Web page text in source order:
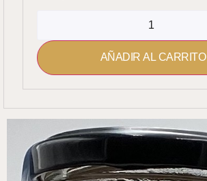
AÑADIR AL CARRITO